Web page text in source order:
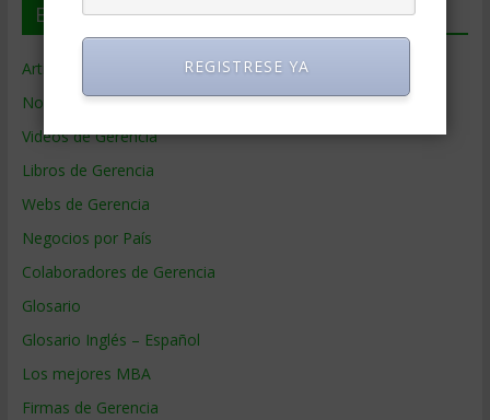
En deGerencia.com
Artículos de Gerencia
Noticias de Gerencia
Videos de Gerencia
Libros de Gerencia
Webs de Gerencia
Negocios por País
Colaboradores de Gerencia
Glosario
Glosario Inglés – Español
Los mejores MBA
Firmas de Gerencia
REGISTRESE YA